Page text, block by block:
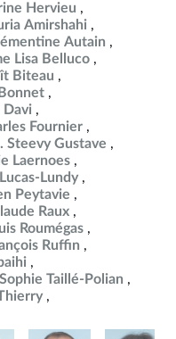
Hervieu
Amirshahi
Autain
Lisa Belluco
Biteau
Davi
Fournier
Steevy Gustave
Laernoes
Lundy
Peytavie
Raux
Roumégas
Ruffin
Taillé-Polian